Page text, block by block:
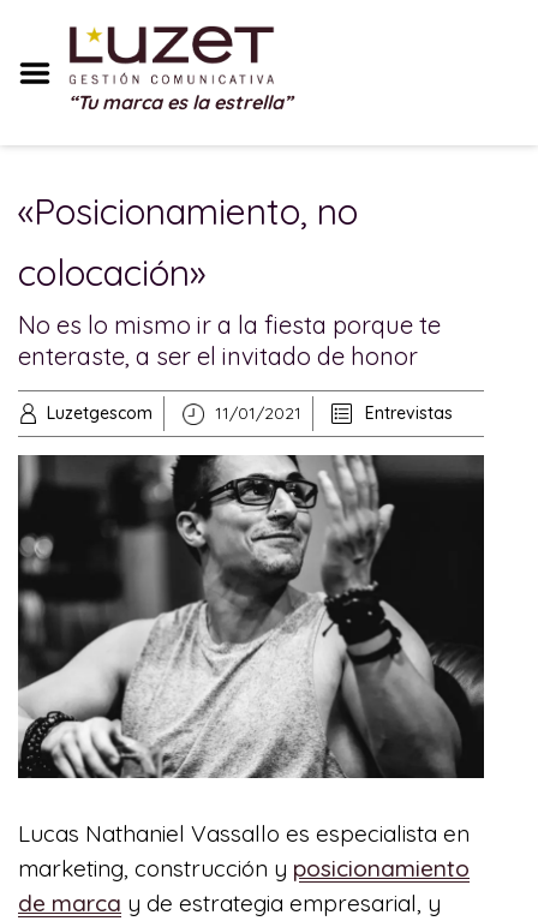
“Tu marca es la estrella”
«Posicionamiento, no
colocación»
No es lo mismo ir a la fiesta porque te
enteraste, a ser el invitado de honor
Luzetgescom 11/01/2021 Entrevistas
Lucas Nathaniel Vassallo es especialista en
marketing, construcción y posicionamiento
de marca y de estrategia empresarial, y
Inicio
Sobre Mí
Blog
Testimonios
Regalos